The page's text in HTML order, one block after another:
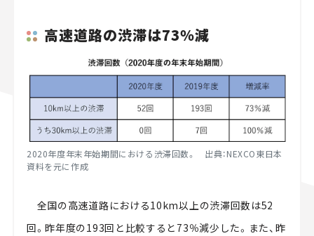
高速道路の渋滞は73％減
2020年度年末年始期間における渋滞回数。 出典：NEXCO東日本
資料を元に作成
全国の高速道路における10km以上の渋滞回数は52
回。昨年度の193回と比較すると73％減少した。また、昨